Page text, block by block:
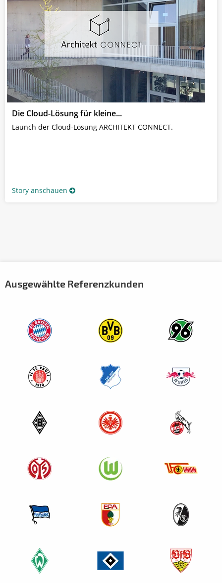
Die Cloud-Lösung für kleine...
Launch der Cloud-Lösung ARCHITEKT CONNECT.
Story anschauen
Ausgewählte Referenzkunden